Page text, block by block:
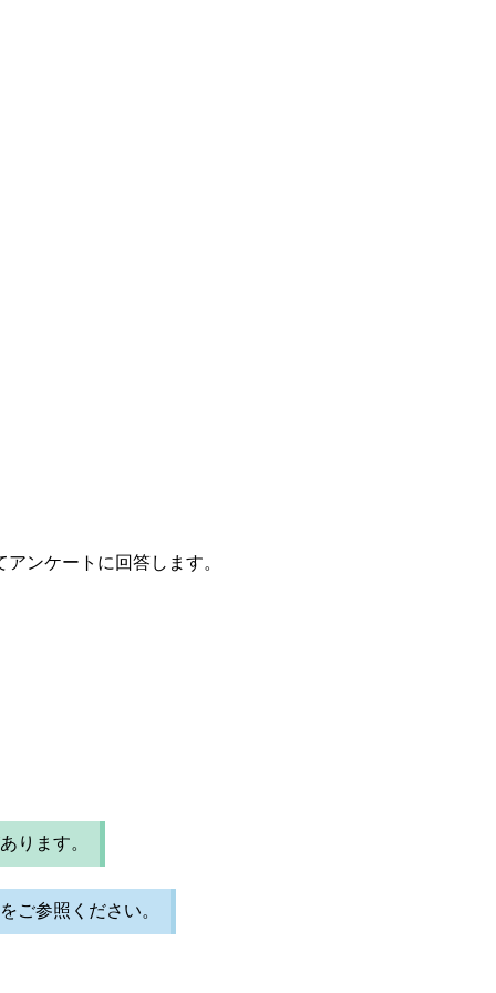
ンケートに回答します。
ります。
をご参照ください。